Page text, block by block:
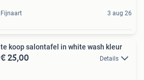
Fijnaart 3 aug 26
te koop salontafel in white wash kleur
€ 25,00 Details